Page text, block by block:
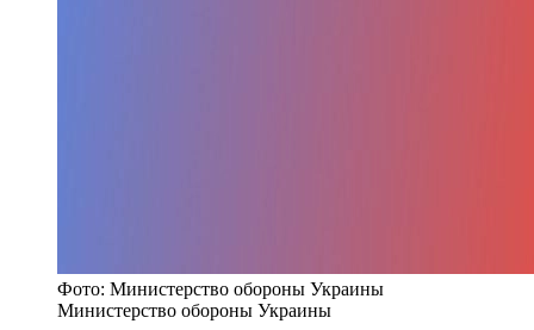
Фото: Министерство обороны Украины
Министерство обороны Украины